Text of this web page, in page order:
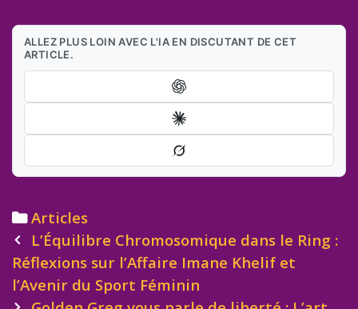
ALLEZ PLUS LOIN AVEC L'IA EN DISCUTANT DE CET
ARTICLE.
Categories
Articles
Post
navigation
L’Équilibre Chromosomique dans le Ring :
Réflexions sur l’Affaire Imane Khelif et
l’Avenir du Sport Féminin